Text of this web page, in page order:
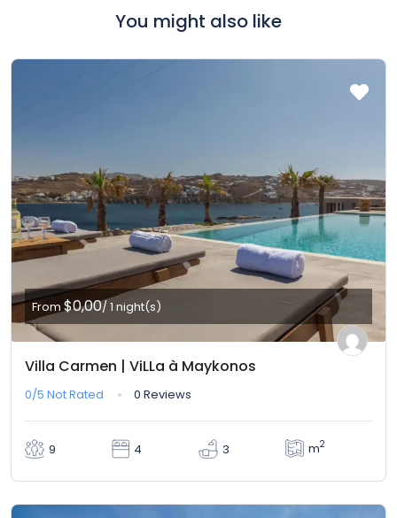
You might also like
From$0,00/ 1 night(s)
Villa Carmen | ViLLa à Maykonos
0/5 Not Rated 0 Reviews
9 4 3 m2